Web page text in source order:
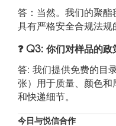
答：当然。我们的聚
具有严格安全合规法规
❓ Q3: 你们对样品的政
答: 我们提供免费的目
张）用于质量、颜色
和快递细节。
今日与悦信合作